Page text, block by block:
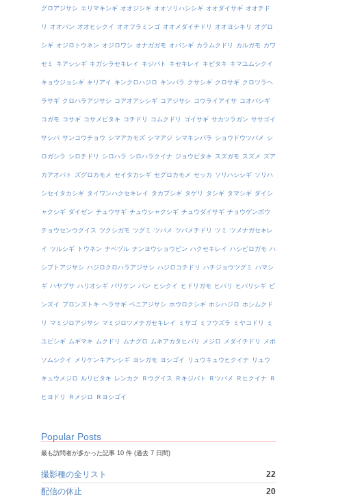
グロアジサシ エリマキシギ オオジシギ オオソリハシシギ オオダイサギ オオチド
リ オオバン オオヒシクイ オオフラミンゴ オオメダイチドリ オオヨシキリ オグロ
シギ オジロトウネン オジロワシ オナガガモ オバシギ カラムクドリ カルガモ カワ
セミ キアシシギ キガシラセキレイ キジバト キセキレイ キビタキ キマユムシクイ
キョウジョシギ キリアイ キンクロハジロ キンパラ クサシギ クロサギ クロツラヘ
ラサギ クロハラアジサシ コアオアシシギ コアジサシ コウライアイサ コオバシギ
コガモ コサギ コサメビタキ コチドリ コムクドリ ゴイサギ サカツラガン ササゴイ
サシバ サンコウチョウ シマアカモズ シマアジ シマキンパラ ショウドウツバメ シ
ロガシラ シロチドリ シロハラ シロハラクイナ ジョウビタキ スズガモ スズメ ズア
カアオバト ズグロカモメ セイタカシギ セグロカモメ セッカ ソリハシシギ ソリハ
シセイタカシギ タイワンハクセキレイ タカブシギ タゲリ タシギ タマシギ ダイシ
ャクシギ ダイゼン チュウサギ チュウシャクシギ チュウダイサギ チョウゲンボウ
チョウセンウグイス ツクシガモ ツグミ ツバメ ツバメチドリ ツミ ツメナガセキレ
イ ツルシギ トウネン ナベヅル ナンヨウショウビン ハクセキレイ ハシビロガモ ハ
シブトアジサシ ハジロクロハラアジサシ ハジロコチドリ ハチジョウツグミ ハマシ
ギ ハヤブサ ハリオシギ バリケン バン ヒシクイ ヒドリガモ ヒバリ ヒバリシギ ビ
ンズイ ブロンズトキ ヘラサギ ベニアジサシ ホウロクシギ ホシハジロ ホシムクド
リ マミジロアジサシ マミジロツメナガセキレイ ミサゴ ミフウズラ ミヤコドリ ミ
ユビシギ ムギマキ ムクドリ ムナグロ ムネアカタヒバリ メジロ メダイチドリ メボ
ソムシクイ メリケンキアシシギ ヨシガモ ヨシゴイ リュウキュウヒクイナ リュウ
キュウメジロ ルリビタキ レンカク Ｒウグイス Ｒキジバト Ｒツバメ Ｒヒクイナ Ｒ
ヒヨドリ Ｒメジロ Ｒヨシゴイ
Popular Posts
最も訪問者が多かった記事 10 件 (過去 7 日間)
撮影種の全リスト
22
配信の休止
20